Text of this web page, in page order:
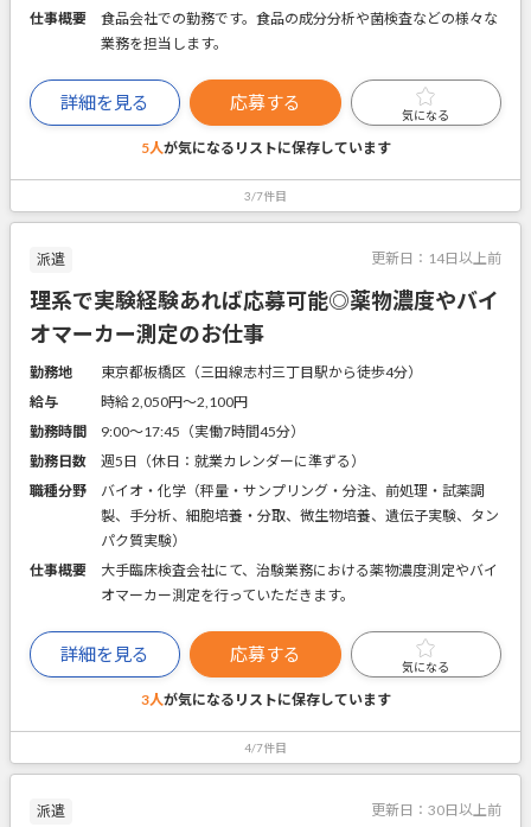
仕事概要
食品会社での勤務です。食品の成分分析や菌検査などの様々な
業務を担当します。
詳細を見る 応募する
気になる
5人が気になるリストに保存しています
3/7件目
派遣 更新日： 14日以上前
理系で実験経験あれば応募可能◎薬物濃度やバイ
オマーカー測定のお仕事
勤務地
東京都板橋区（三田線志村三丁目駅から徒歩4分）
給与
時給 2,050円〜2,100円
勤務時間
9:00～17:45（実働7時間45分）
勤務日数
週5日（休日：就業カレンダーに準ずる）
職種分野
バイオ・化学（秤量・サンプリング・分注、前処理・試薬調
製、手分析、細胞培養・分取、微生物培養、遺伝子実験、タン
パク質実験）
仕事概要
大手臨床検査会社にて、治験業務における薬物濃度測定やバイ
オマーカー測定を行っていただきます。
詳細を見る 応募する
気になる
3人が気になるリストに保存しています
4/7件目
派遣 更新日： 30日以上前